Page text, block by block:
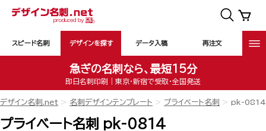
スピード名刺 デザインを探す データ入稿 再注文
急ぎの名刺なら、最短15分
即日名刺印刷｜東京・新宿で受取・全国発送
デザイン名刺.net 名刺デザインテンプレート プライベート名刺 pk-0814
プライベート名刺 pk-0814